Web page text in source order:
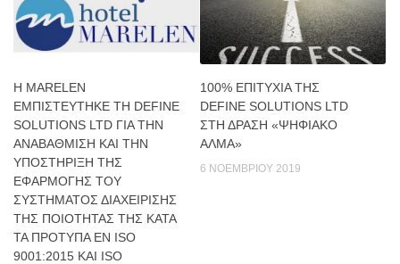
Η MARELEN
ΕΜΠΙΣΤΕΥΤΗΚΕ ΤΗ DEFINE
SOLUTIONS LTD ΓΙΑ ΤΗΝ
ΑΝΑΒΑΘΜΙΣΗ ΚΑΙ ΤΗΝ
ΥΠΟΣΤΗΡΙΞΗ ΤΗΣ
ΕΦΑΡΜΟΓΗΣ ΤΟΥ
ΣΥΣΤΗΜΑΤΟΣ ΔΙΑΧΕΙΡΙΣΗΣ
ΤΗΣ ΠΟΙΟΤΗΤΑΣ ΤΗΣ ΚΑΤΑ
ΤΑ ΠΡΟΤΥΠΑ ΕΝ ISO
9001:2015 ΚΑΙ ISO
100% ΕΠΙΤΥΧΙΑ ΤΗΣ
DEFINE SOLUTIONS LTD
ΣΤΗ ΔΡΑΣΗ «ΨΗΦΙΑΚΟ
ΑΛΜΑ»
6 ΝΟΕΜΒΡΊΟΥ 2019